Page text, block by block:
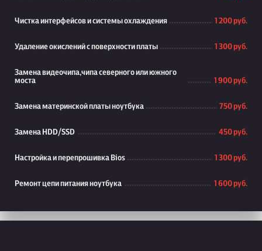
Чистка интерфейсов и системы охлаждения 1 200 руб.
Удаление окислений с поверхности платы 1 300 руб.
Замена видеочипа,чипа северного или южного
моста
1 900 руб.
Замена материнской платы ноутбука 750 руб.
Замена HDD/SSD 450 руб.
Настройка и перепрошивка Bios 1 300 руб.
Ремонт цепи питания ноутбука 1 600 руб.